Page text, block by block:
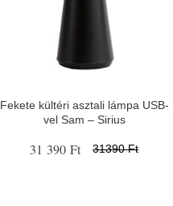
Fekete kültéri asztali lámpa USB-
vel Sam – Sirius
31 390 Ft 31390 Ft